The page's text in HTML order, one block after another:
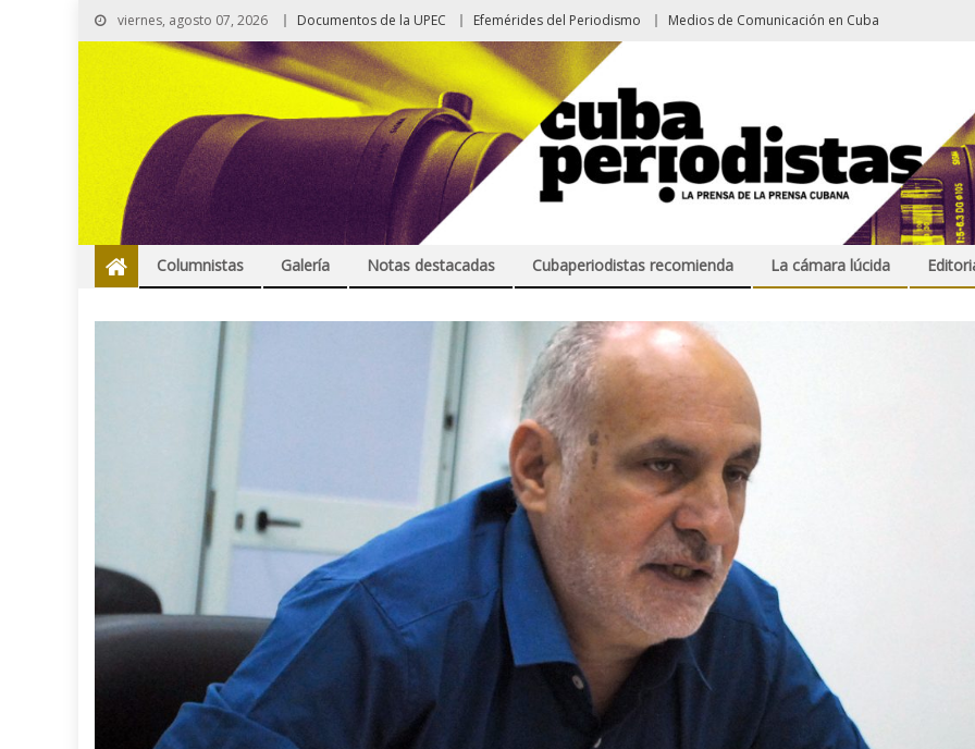
viernes, agosto 07, 2026 Documentos de la UPEC Efemérides del Periodismo Medios de Comunicación en Cuba
Columnistas Galería Notas destacadas Cubaperiodistas recomienda La cámara lúcida